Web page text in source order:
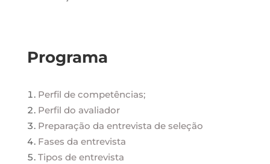
Programa
Perfil de competências;
Perfil do avaliador
Preparação da entrevista de seleção
Fases da entrevista
Tipos de entrevista